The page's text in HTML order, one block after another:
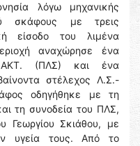
λόγω μηχανικής
σκάφους με τρεις
είσοδο του λιμένα
αναχώρησε ένα
(ΠΛΣ) και ένα
στέλεχος Λ.Σ.-
οδηγήθηκε με τη
τη συνοδεία του ΠΛΣ,
Γεωργίου Σκιάθου, με
υγεία τους. Από το